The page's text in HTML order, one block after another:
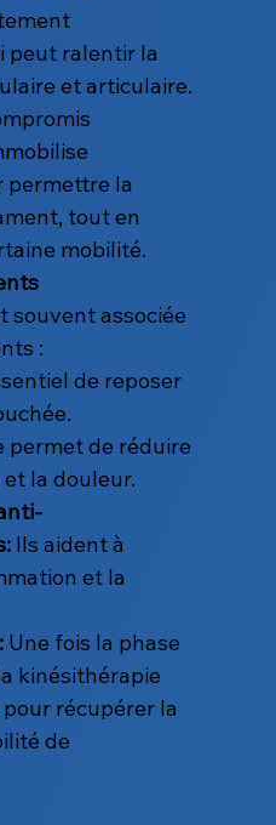
peut ralentir la
et articulaire.
la
tout en
mobilité.
souvent associée
:
de reposer
permet de réduire
la douleur.
Ils aident à
et la
Une fois la phase
kinésithérapie
récupérer la
de